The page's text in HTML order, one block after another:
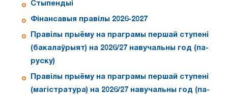
Стыпендыі
Фінансавыя правілы 2026-2027
Правілы прыёму на праграмы першай ступені
(бакалаўрыят) на 2026/27 навучальны год (па-
руску)
Правілы прыёму на праграмы першай ступені
(магістратура) на 2026/27 навучальны год (па-